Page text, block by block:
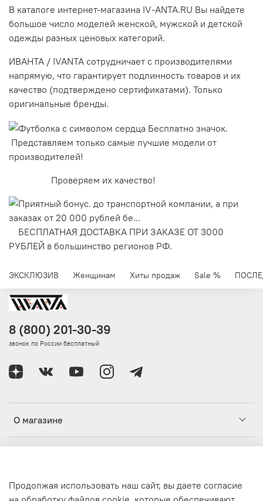
В каталоге интернет-магазина IV-ANTA.RU Вы найдете
большое число моделей женской, мужской и детской
одежды разных ценовых категорий.
ИВАНТА / IVANTA сотрудничает с производителями
напрямую, что гарантирует подлинность товаров и их
качество (подтверждено сертификатами). Только
оригинальные бренды.
Представляем только самые лучшие модели от
производителей!
Проверяем их качество!
БЕСПЛАТНАЯ ДОСТАВКА ПРИ ЗАКАЗЕ ОТ 3000
РУБЛЕЙ в большинство регионов РФ.
ЭКСКЛЮЗИВ Женщинам Хиты продаж Sale %
О магазине
Информация
8 (800) 201-30-39
звонок по России бесплатный
Продолжая использовать наш сайт, вы даете согласие